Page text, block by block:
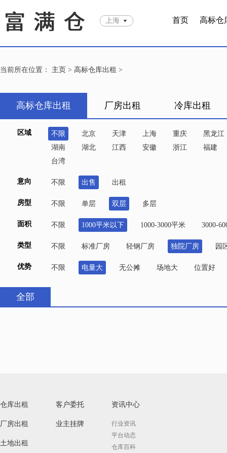
上海 首页 高标仓
当前所在位置： 主页 > 高标仓库出租 >
高标仓库出租 厂房出租 冷库出租
区域 不限 北京 天津 上海 重庆
黑龙江
湖南
湖北 江西 安徽 浙江
福建
台湾
意向 不限 出售 出租
房型 不限 单层 双层 多层
面积 不限 1000平米以下 1000-3000平米 3000-
类型 不限 标准厂房 轻钢厂房 独院厂房 园
优势 不限 电量大 无公摊 场地大 位置好
全部
仓库出租
厂房出租
土地出租
客户委托
业主挂牌
资讯中心
行业资讯
平台动态
仓库百科